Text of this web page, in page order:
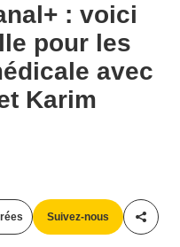
: voici
pour les
avec
Karim
Suivez-nous